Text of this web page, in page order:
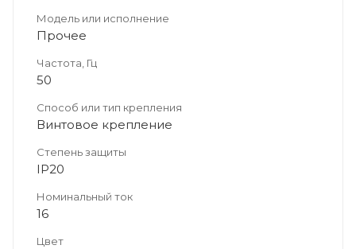
Модель или исполнение
Прочее
Частота, Гц
50
Способ или тип крепления
Винтовое крепление
Степень защиты
IP20
Номинальный ток
16
Цвет